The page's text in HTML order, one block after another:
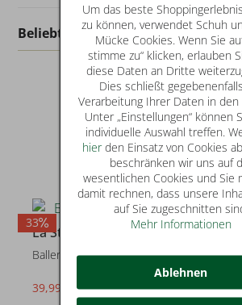
Beliebt in dieser Kategorie
33
La Strada
Ballerinas & Slings
39,99 € statt* 59,95 €
25
La
44,99 €
Um das beste
zu können, verwendet Schuh
Mücke Cookies. Wenn Sie
stimme zu“ klicken, erlauben
diese Daten an Dritte
Dies schließt
Verarbeitung Ihrer Daten in den
Unter „Einstellungen“ können
individuelle Auswahl treffen.
hierden Einsatz von Cookies
beschränken wir uns auf
wesentlichen Cookies und Sie
damit rechnen, dass unsere
auf Sie zugeschnitten
Mehr Informationen
Ablehnen